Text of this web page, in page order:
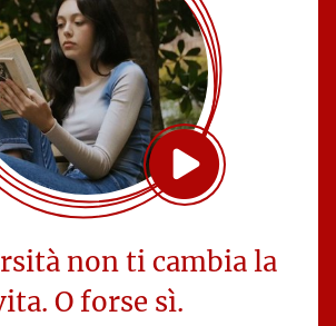
non ti cambia la
O forse sì.